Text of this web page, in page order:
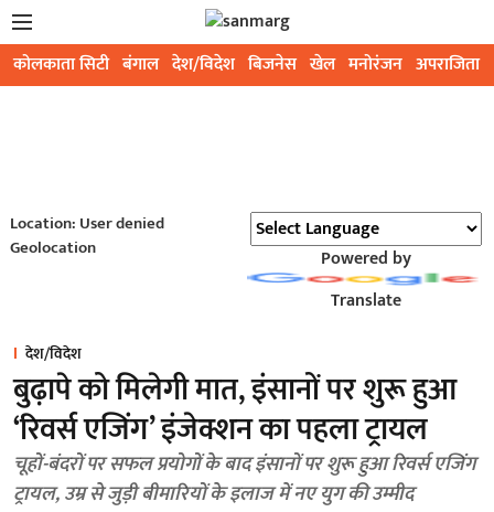
कोलकाता सिटी बंगाल देश/विदेश बिजनेस खेल मनोरंजन अपराजिता
Location: User denied
Geolocation
Powered by
Translate
देश/विदेश
बुढ़ापे को मिलेगी मात, इंसानों पर शुरू हुआ
‘रिवर्स एजिंग’ इंजेक्शन का पहला ट्रायल
चूहों-बंदरों पर सफल प्रयोगों के बाद इंसानों पर शुरू हुआ रिवर्स एजिंग
ट्रायल, उम्र से जुड़ी बीमारियों के इलाज में नए युग की उम्मीद